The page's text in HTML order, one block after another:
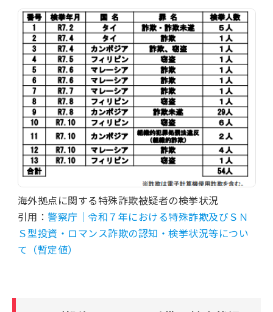
海外拠点に関する特殊詐欺被疑者の検挙状況
引用： 警察庁｜令和７年における特殊詐欺及びＳＮ
Ｓ型投資・ロマンス詐欺の認知・検挙状況等につい
て（暫定値）